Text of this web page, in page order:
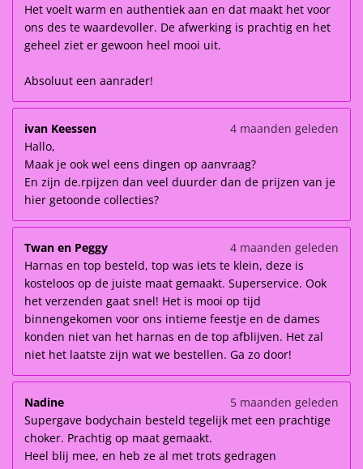
Het voelt warm en authentiek aan en dat maakt het voor
ons des te waardevoller. De afwerking is prachtig en het
geheel ziet er gewoon heel mooi uit.
Absoluut een aanrader!
ivan Keessen
4 maanden geleden
Hallo,
Maak je ook wel eens dingen op aanvraag?
En zijn de.rpijzen dan veel duurder dan de prijzen van je
hier getoonde collecties?
Twan en Peggy
4 maanden geleden
Harnas en top besteld, top was iets te klein, deze is
kosteloos op de juiste maat gemaakt. Superservice. Ook
het verzenden gaat snel! Het is mooi op tijd
binnengekomen voor ons intieme feestje en de dames
konden niet van het harnas en de top afblijven. Het zal
niet het laatste zijn wat we bestellen. Ga zo door!
Nadine
5 maanden geleden
Supergave bodychain besteld tegelijk met een prachtige
choker. Prachtig op maat gemaakt.
Heel blij mee, en heb ze al met trots gedragen